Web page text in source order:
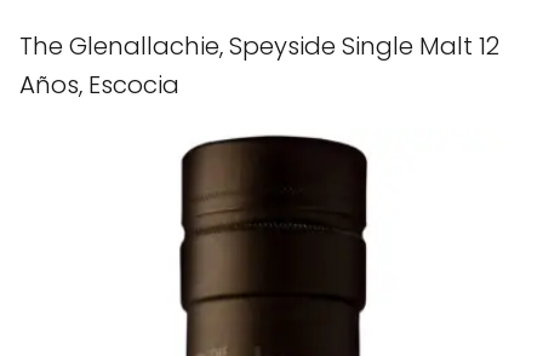
The Glenallachie, Speyside Single Malt 12
Años, Escocia